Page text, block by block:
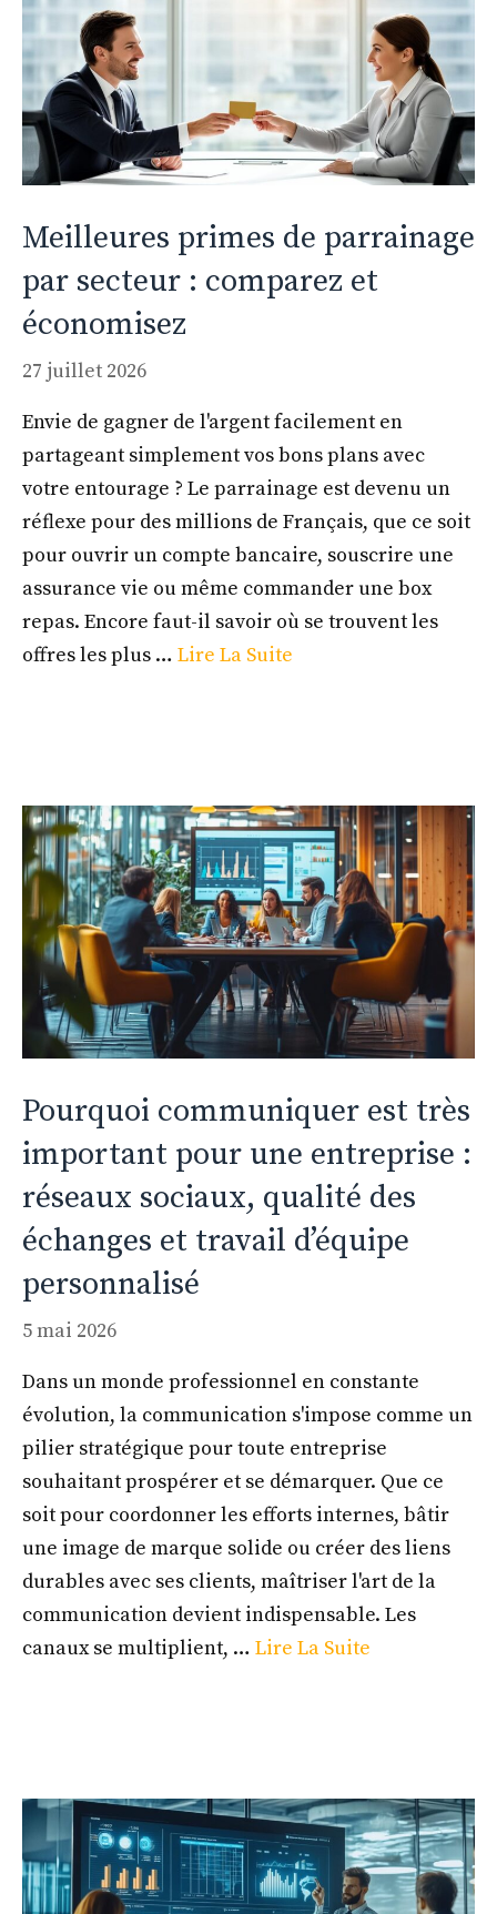
Meilleures primes de parrainage
par secteur : comparez et
économisez
27 juillet 2026
Envie de gagner de l'argent facilement en
partageant simplement vos bons plans avec
votre entourage ? Le parrainage est devenu un
réflexe pour des millions de Français, que ce soit
pour ouvrir un compte bancaire, souscrire une
assurance vie ou même commander une box
repas. Encore faut-il savoir où se trouvent les
offres les plus … Lire La Suite
Pourquoi communiquer est très
important pour une entreprise :
réseaux sociaux, qualité des
échanges et travail d’équipe
personnalisé
5 mai 2026
Dans un monde professionnel en constante
évolution, la communication s'impose comme un
pilier stratégique pour toute entreprise
souhaitant prospérer et se démarquer. Que ce
soit pour coordonner les efforts internes, bâtir
une image de marque solide ou créer des liens
durables avec ses clients, maîtriser l'art de la
communication devient indispensable. Les
canaux se multiplient, … Lire La Suite